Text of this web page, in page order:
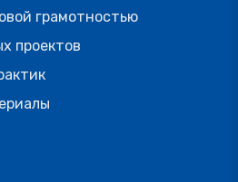
грамотностью
проектов